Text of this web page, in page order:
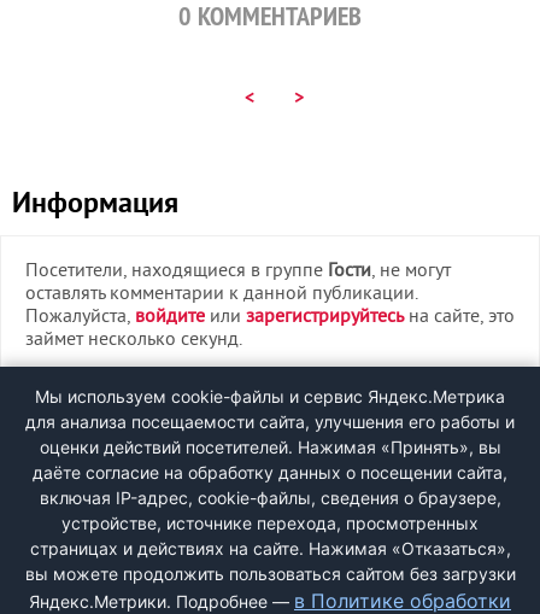
0 КОММЕНТАРИЕВ
< >
Информация
Посетители, находящиеся в группе Гости, не могут
оставлять комментарии к данной публикации.
Пожалуйста, войдите или зарегистрируйтесьна сайте, это
займет несколько секунд.
ВХОД
РЕГИСТРАЦИЯ
Быстрая регистрациячерез соцсети:
Мы используем cookie-файлы и сервис Яндекс.Метрика
для анализа посещаемости сайта, улучшения его работы и
оценки действий посетителей. Нажимая «Принять», вы
даёте согласие на обработку данных о посещении сайта,
включая IP-адрес, cookie-файлы, сведения о браузере,
устройстве, источнике перехода, просмотренных
страницах и действиях на сайте. Нажимая «Отказаться»,
вы можете продолжить пользоваться сайтом без загрузки
Яндекс.Метрики. Подробнее — в Политике обработки